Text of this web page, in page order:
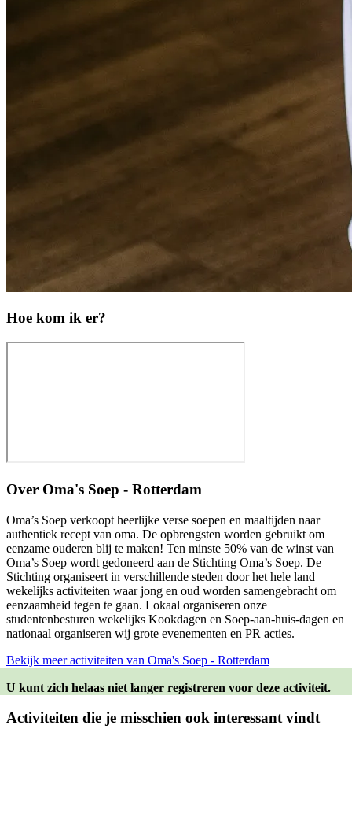
Hoe kom ik er?
Over Oma's Soep - Rotterdam
Oma’s Soep verkoopt heerlijke verse soepen en maaltijden naar
authentiek recept van oma. De opbrengsten worden gebruikt om
eenzame ouderen blij te maken! Ten minste 50% van de winst van
Oma’s Soep wordt gedoneerd aan de Stichting Oma’s Soep. De
Stichting organiseert in verschillende steden door het hele land
wekelijks activiteiten waar jong en oud worden samengebracht om
eenzaamheid tegen te gaan. Lokaal organiseren onze
studentenbesturen wekelijks Kookdagen en Soep-aan-huis-dagen en
nationaal organiseren wij grote evenementen en PR acties.
Bekijk meer activiteiten van Oma's Soep - Rotterdam
U kunt zich helaas niet langer registreren voor deze activiteit.
Activiteiten die je misschien ook interessant vindt